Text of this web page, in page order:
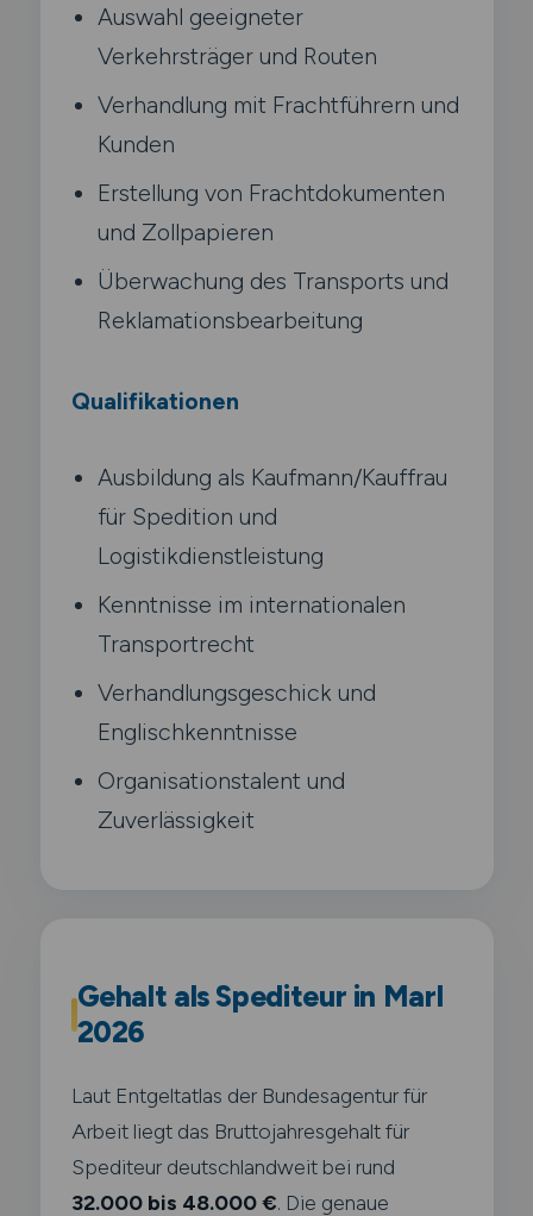
Auswahl geeigneter
Verkehrsträger und Routen
Verhandlung mit Frachtführern und
Kunden
Erstellung von Frachtdokumenten
und Zollpapieren
Überwachung des Transports und
Reklamationsbearbeitung
Qualifikationen
Ausbildung als Kaufmann/Kauffrau
für Spedition und
Logistikdienstleistung
Kenntnisse im internationalen
Transportrecht
Verhandlungsgeschick und
Englischkenntnisse
Organisationstalent und
Zuverlässigkeit
Gehalt als Spediteur in Marl
2026
Laut Entgeltatlas der Bundesagentur für
Arbeit liegt das Bruttojahresgehalt für
Spediteur deutschlandweit bei rund
32.000 bis 48.000 €. Die genaue